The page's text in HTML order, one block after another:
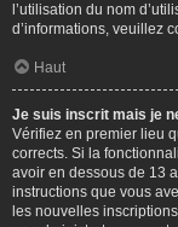
l’utilisation du nom
d’informations, veuillez
Haut
Je suis inscrit mais je
Vérifiez en premier lieu
corrects. Si la
avoir en dessous de 13
instructions que vous
les nouvelles